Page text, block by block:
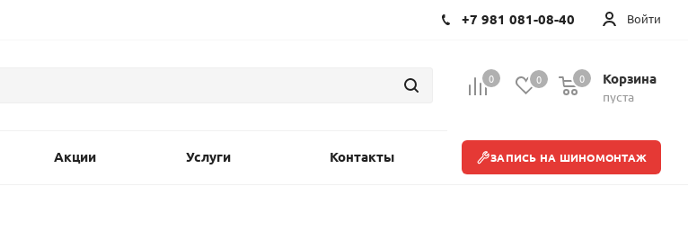
Войти
+7 981 081-08-40
0 0 Корзина
пуста
0
Акции Услуги Контакты ЗАПИСЬ НА ШИНОМОНТАЖ